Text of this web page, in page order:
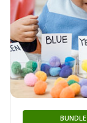
BUNDLE